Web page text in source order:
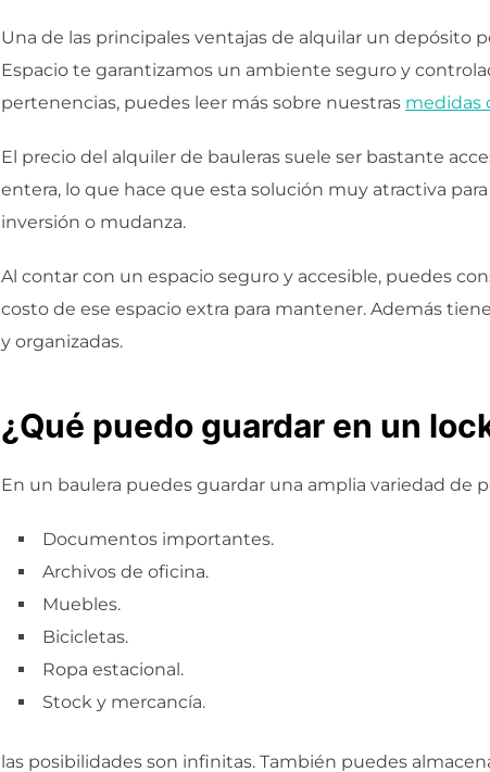
Una de las principales ventajas de alquilar un depósito
Espacio te garantizamos un ambiente seguro y
pertenencias, puedes leer más sobre nuestras medidas
El precio del alquiler de bauleras suele ser bastante
entera, lo que hace que esta solución muy atractiva
inversión o mudanza.
Al contar con un espacio seguro y accesible, puedes
costo de ese espacio extra para mantener. Además
y organizadas.
¿Qué puedo guardar en un
En un baulera puedes guardar una amplia variedad de
Documentos importantes.
Archivos de oficina.
Muebles.
Bicicletas.
Ropa estacional.
Stock y mercancía.
las posibilidades son infinitas. También puedes